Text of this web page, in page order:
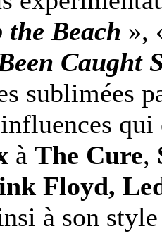
the Beach »,
Caught
sublimées
à The Cure,
Floyd,
à son